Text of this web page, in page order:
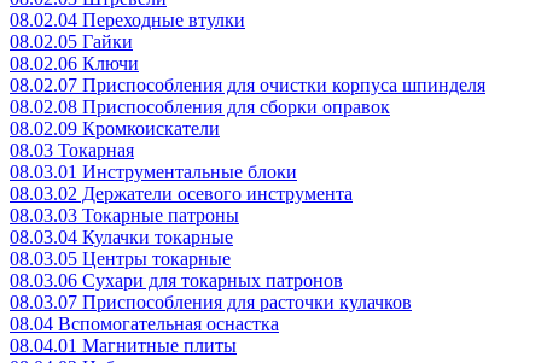
08.02.04 Переходные втулки
08.02.05 Гайки
08.02.06 Ключи
08.02.07 Приспособления для очистки корпуса шпинделя
08.02.08 Приспособления для сборки оправок
08.02.09 Кромкоискатели
08.03 Токарная
08.03.01 Инструментальные блоки
08.03.02 Держатели осевого инструмента
08.03.03 Токарные патроны
08.03.04 Кулачки токарные
08.03.05 Центры токарные
08.03.06 Сухари для токарных патронов
08.03.07 Приспособления для расточки кулачков
08.04 Вспомогательная оснастка
08.04.01 Магнитные плиты